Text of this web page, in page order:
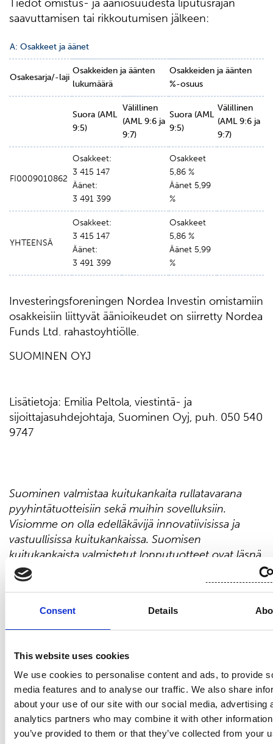
Consent Details
This website uses cookies
We use cookies to personalise content and ads, to provide
media features and to analyse our traffic. We also share
about your use of our site with our social media, advertising
analytics partners who may combine it with other
you’ve provided to them or that they’ve collected from your
Tiedot omistus- ja ääniosuudesta liputusrajan
saavuttamisen tai rikkoutumisen jälkeen:
A: Osakkeet ja äänet
Osakesarja/-laji
Osakkeiden ja äänten
lukumäärä
Osakkeiden ja äänten
%-osuus
Suora (AML
9:5)
Välillinen
(AML 9:6 ja
9:7)
Suora (AML
9:5)
Välillinen
(AML 9:6 ja
9:7)
FI0009010862
Osakkeet:
3 415 147
Äänet:
3 491 399
Osakkeet
5,86 %
Äänet 5,99
%
YHTEENSÄ
Osakkeet:
3 415 147
Äänet:
3 491 399
Osakkeet
5,86 %
Äänet 5,99
%
Investeringsforeningen Nordea Investin omistamiin
osakkeisiin liittyvät äänioikeudet on siirretty Nordea
Funds Ltd. rahastoyhtiölle.
SUOMINEN OYJ
Lisätietoja: Emilia Peltola, viestintä- ja
sijoittajasuhdejohtaja, Suominen Oyj, puh. 050 540
9747
Suominen valmistaa kuitukankaita rullatavarana
pyyhintätuotteisiin sekä muihin sovelluksiin.
Visiomme on olla edelläkävijä innovatiivisissa ja
vastuullisissa kuitukankaissa. Suomisen
kuitukankaista valmistetut lopputuotteet ovat läsnä
ihmisten jokapäiväisessä elämässä ympäri
maailmaa. Suomisen liikevaihto vuonna 2020 oli
ammattilaista Euroopassa sekäPohjois
Amerikassa. Suomisen osake noteerataanNasdaq
Jakelu:
Nasdaq Helsinki
Keskeiset tiedotusvälineet
www.suominen.fi